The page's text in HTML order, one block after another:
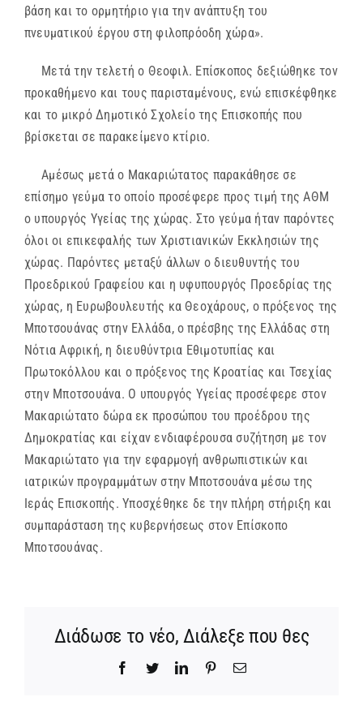
βάση και το ορμητήριο για την ανάπτυξη του
πνευματικού έργου στη φιλοπρόοδη χώρα».
Μετά την τελετή ο Θεοφιλ. Επίσκοπος δεξιώθηκε τον
προκαθήμενο και τους παρισταμένους, ενώ επισκέφθηκε
και το μικρό Δημοτικό Σχολείο της Επισκοπής που
βρίσκεται σε παρακείμενο κτίριο.
Αμέσως μετά ο Μακαριώτατος παρακάθησε σε
επίσημο γεύμα το οποίο προσέφερε προς τιμή της ΑΘΜ
ο υπουργός Υγείας της χώρας. Στο γεύμα ήταν παρόντες
όλοι οι επικεφαλής των Χριστιανικών Εκκλησιών της
χώρας. Παρόντες μεταξύ άλλων ο διευθυντής του
Προεδρικού Γραφείου και η υφυπουργός Προεδρίας της
χώρας, η Ευρωβουλευτής κα Θεοχάρους, ο πρόξενος της
Μποτσουάνας στην Ελλάδα, ο πρέσβης της Ελλάδας στη
Νότια Αφρική, η διευθύντρια Εθιμοτυπίας και
Πρωτοκόλλου και ο πρόξενος της Κροατίας και Τσεχίας
στην Μποτσουάνα. Ο υπουργός Υγείας προσέφερε στον
Μακαριώτατο δώρα εκ προσώπου του προέδρου της
Δημοκρατίας και είχαν ενδιαφέρουσα συζήτηση με τον
Μακαριώτατο για την εφαρμογή ανθρωπιστικών και
ιατρικών προγραμμάτων στην Μποτσουάνα μέσω της
Ιεράς Επισκοπής. Υποσχέθηκε δε την πλήρη στήριξη και
συμπαράσταση της κυβερνήσεως στον Επίσκοπο
Μποτσουάνας.
Διάδωσε το νέο, Διάλεξε που θες
Facebook
TwitterLinkedInPinterestEmail